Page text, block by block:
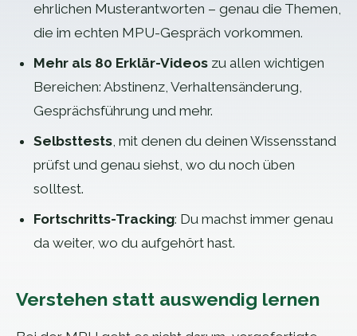
ehrlichen Musterantworten – genau die Themen,
die im echten MPU-Gespräch vorkommen.
Mehr als 80 Erklär-Videos zu allen wichtigen
Bereichen: Abstinenz, Verhaltensänderung,
Gesprächsführung und mehr.
Selbsttests, mit denen du deinen Wissensstand
prüfst und genau siehst, wo du noch üben
solltest.
Fortschritts-Tracking: Du machst immer genau
da weiter, wo du aufgehört hast.
Verstehen statt auswendig lernen